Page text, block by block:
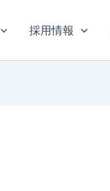
採用情報